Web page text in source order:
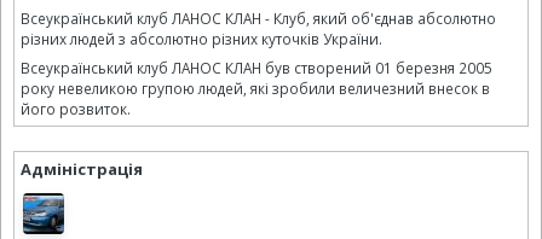
Всеукраїнський клуб ЛАНОС КЛАН - Клуб, який об'єднав абсолютно
різних людей з абсолютно різних куточків України.
Всеукраїнський клуб ЛАНОС КЛАН був створений 01 березня 2005
року невеликою групою людей, які зробили величезний внесок в
його розвиток.
Адміністрація